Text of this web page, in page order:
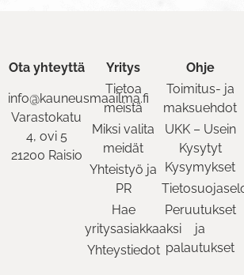
Ota yhteyttä
info@kauneusmaailma.fi
Varastokatu
4, ovi 5
21200 Raisio
Yritys
Tietoa
meistä
Miksi valita
meidät
Yhteistyö ja
PR
Hae
yritysasiakkaaksi
Yhteystiedot
Ohje
Toimitus- ja
maksuehdot
UKK – Usein
Kysytyt
Kysymykset
Peruutukset
ja
palautukset